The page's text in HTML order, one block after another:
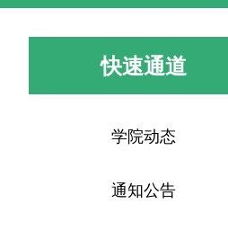
快速通道
学院动态
通知公告